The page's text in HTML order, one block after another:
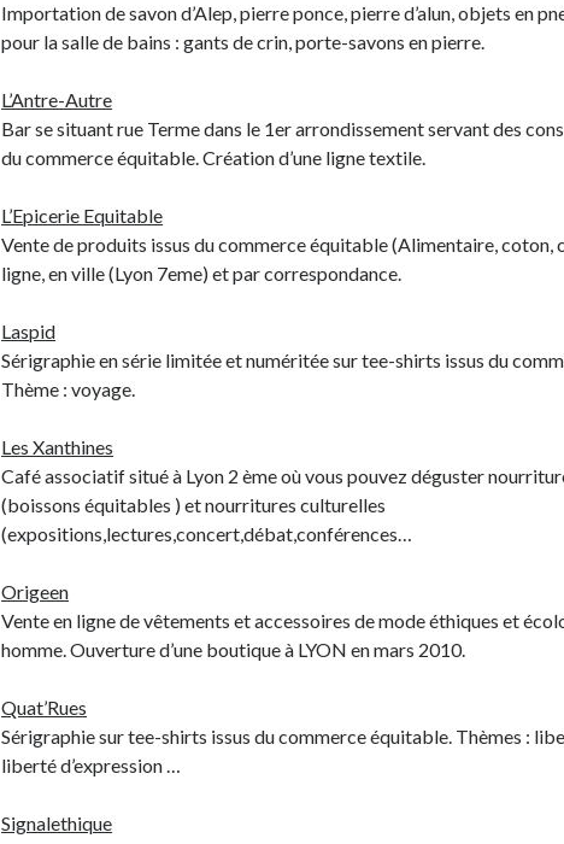
Importation de savon d’Alep, pierre ponce, pierre d’alun, objets en
pour la salle de bains : gants de crin, porte-savons en pierre.
L’Antre-Autre
Bar se situant rue Terme dans le 1er arrondissement servant des
du commerce équitable. Création d’une ligne textile.
L’Epicerie Equitable
Vente de produits issus du commerce équitable (Alimentaire, coton,
ligne, en ville (Lyon 7eme) et par correspondance.
Laspid
Sérigraphie en série limitée et numéritée sur tee-shirts issus du
Thème : voyage.
Les Xanthines
Café associatif situé à Lyon 2 ème où vous pouvez déguster
(boissons équitables ) et nourritures culturelles
(expositions,lectures,concert,débat,conférences…
Origeen
Vente en ligne de vêtements et accessoires de mode éthiques et
homme. Ouverture d’une boutique à LYON en mars 2010.
Quat’Rues
Sérigraphie sur tee-shirts issus du commerce équitable. Thèmes :
liberté d’expression …
Signalethique